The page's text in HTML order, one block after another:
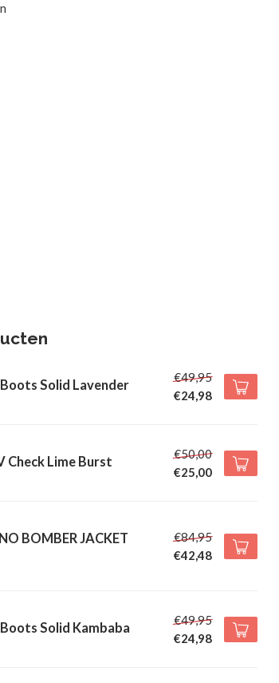
Solid Lavender
€49,95
€24,98
Check Lime Burst
€50,00
€25,00
BOMBER JACKET
€84,95
€42,48
Solid Kambaba
€49,95
€24,98